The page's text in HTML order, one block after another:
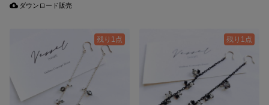
ダウンロード販売
残り1点 残り1点